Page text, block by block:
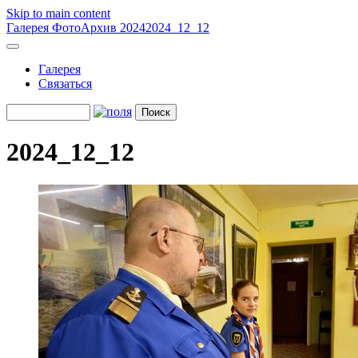
Skip to main content
Галерея ФотоАрхив 20242024_12_12
Галерея
Связаться
2024_12_12